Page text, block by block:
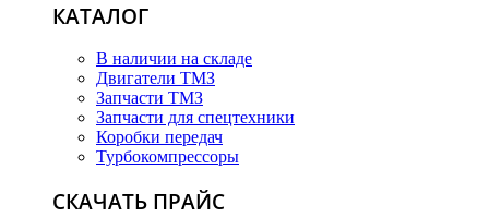
КАТАЛОГ
В наличии на складе
Двигатели ТМЗ
Запчасти ТМЗ
Запчасти для спецтехники
Коробки передач
Турбокомпрессоры
СКАЧАТЬ ПРАЙС